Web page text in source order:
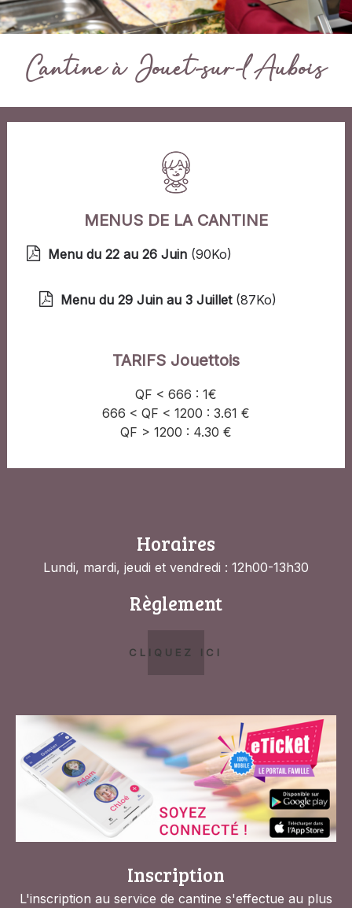
Cantine à Jouet-sur-l'Aubois
MENUS DE LA CANTINE
Menu du 22 au 26 Juin (90Ko)
Menu du 29 Juin au 3 Juillet(87Ko)
TARIFS Jouettois
QF < 666 : 1€
666 < QF < 1200 : 3.61 €
QF > 1200 : 4.30 €
Horaires
Lundi, mardi, jeudi et vendredi : 12h00-13h30
Règlement
CLIQUEZ ICI
Inscription
L'inscription au service de cantine s'effectue au plus